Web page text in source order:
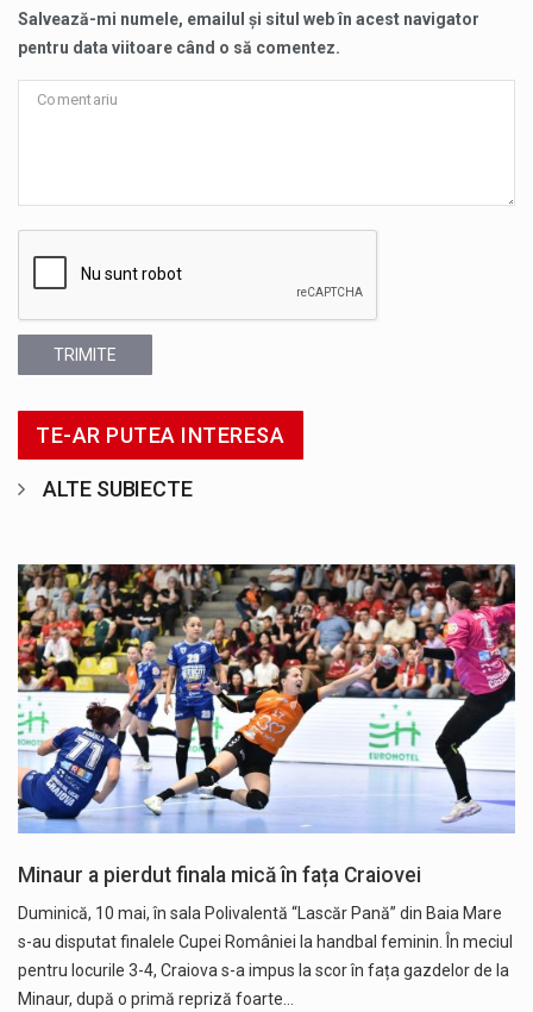
Salvează-mi numele, emailul și situl web în acest navigator
pentru data viitoare când o să comentez.
TRIMITE
TE-AR PUTEA INTERESA
ALTE SUBIECTE
Minaur a pierdut finala mică în fața Craiovei
Duminică, 10 mai, în sala Polivalentă “Lascăr Pană” din Baia Mare
s-au disputat finalele Cupei României la handbal feminin. În meciul
pentru locurile 3-4, Craiova s-a impus la scor în fața gazdelor de la
Minaur, după o primă repriză foarte…